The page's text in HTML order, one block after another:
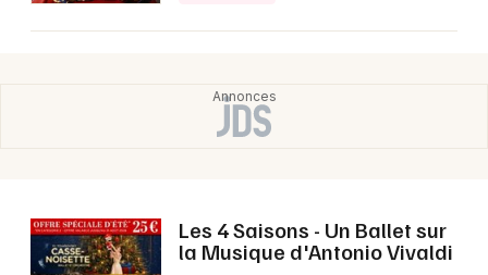
Sports
Sorties & loisirs Les 4 Saisons - Un Ballet sur
la Musique d'Antonio Vivaldi